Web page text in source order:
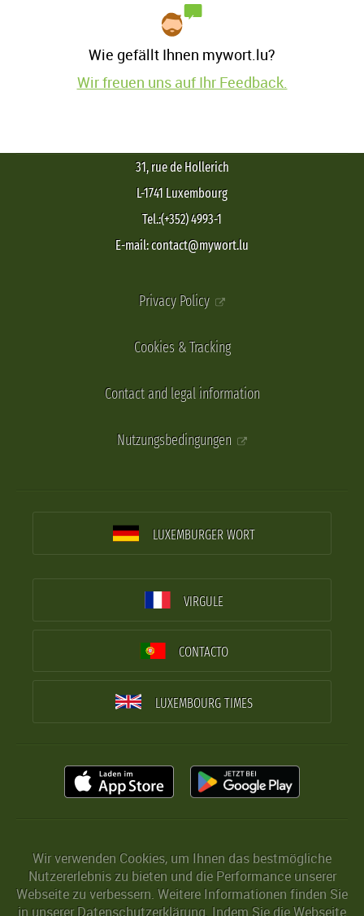
Wie gefällt Ihnen mywort.lu?
Wir freuen uns auf Ihr Feedback.
31, rue de Hollerich
L-1741 Luxembourg
Tel.:(+352) 4993-1
E-mail: contact@mywort.lu
Privacy Policy
Cookies & Tracking
Contact and legal information
Nutzungsbedingungen
LUXEMBURGER WORT
VIRGULE
CONTACTO
LUXEMBOURG TIMES
Wir verwenden Cookies, um Ihnen das bestmögliche
Nutzererlebnis zu bieten und die Performance unserer
Webseite zu verbessern. Weitere Informationen finden Sie
in unserer Datenschutzerklärung. Indem Sie die Webseite